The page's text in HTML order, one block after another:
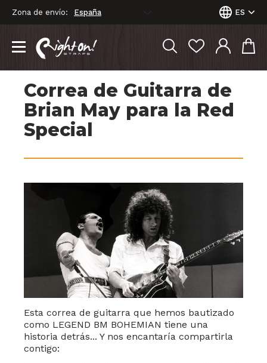
Zona de envío: ES
Correa de Guitarra de
Brian May para la Red
Special
Esta correa de guitarra que hemos bautizado
como LEGEND BM BOHEMIAN tiene una
historia detrás... Y nos encantaría compartirla
contigo: